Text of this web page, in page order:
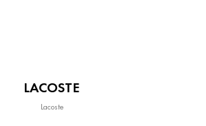
LACOSTE
Lacoste